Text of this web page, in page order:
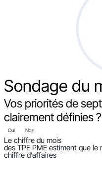
Sondage du
Vos priorités de
clairement définies ?
Oui Non
Le chiffre du mois
des TPE PME estiment que le
chiffre d’affaires